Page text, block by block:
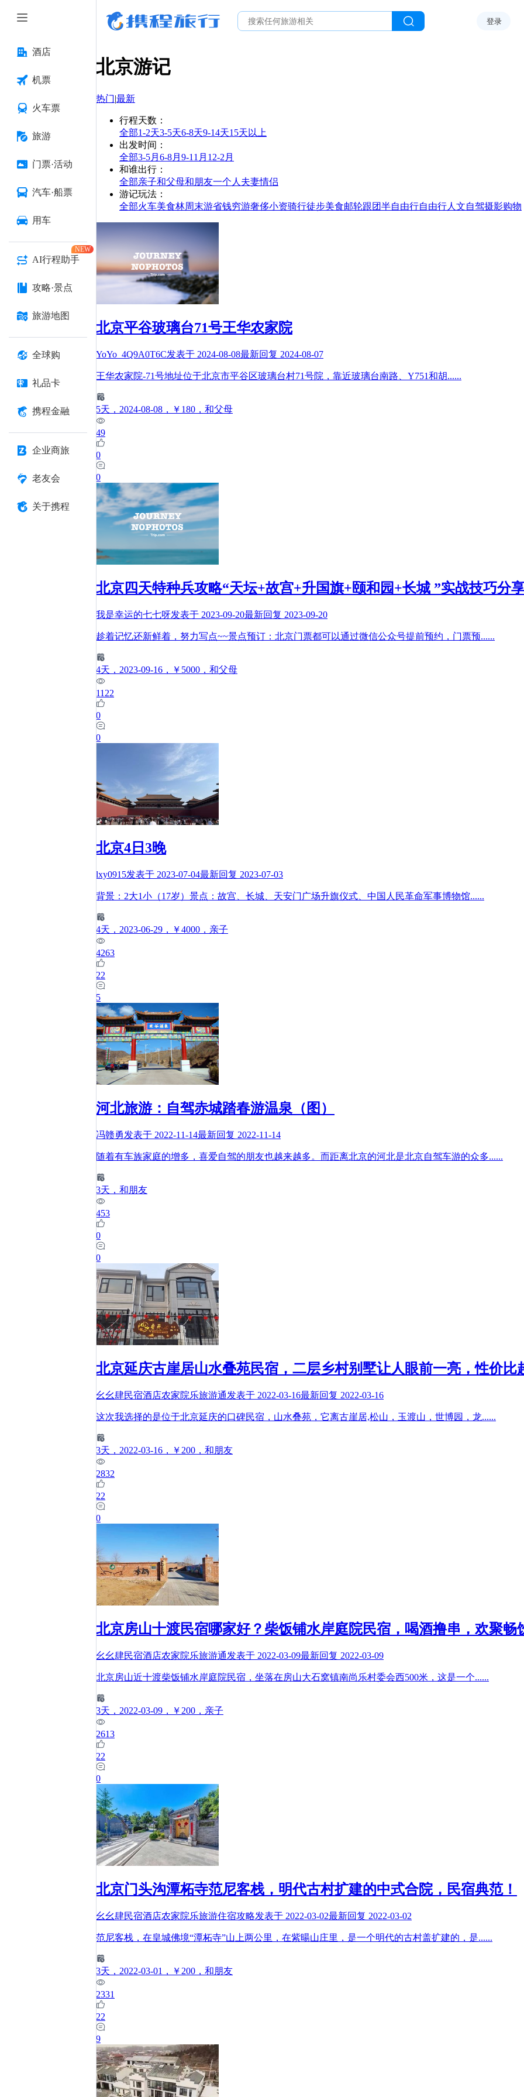
酒店
机票
火车票
旅游
门票·活动
汽车·船票
用车
AI行程助手
NEW
攻略·景点
旅游地图
全球购
礼品卡
携程金融
企业商旅
老友会
关于携程
登录
北京游记
热门|最新
行程天数 ：
全部1-2天3-5天6-8天9-14天15天以上
出发时间 ：
全部3-5月 6-8月 9-11月 12-2月
和谁出行 ：
全部亲子和父母和朋友一个人 夫妻情侣
游记玩法 ：
全部火车美食林周末游省钱穷游奢侈小资骑行徒步美食邮轮跟团半自由行自由行人文自驾摄影购物
北京平谷玻璃台71号王华农家院
YoYo_4Q9A0T6C发表于 2024-08-08最新回复 2024-08-07
王华农家院-71号地址位于北京市平谷区玻璃台村71号院，靠近玻璃台南路、Y751和胡......
5天 ，2024-08-08 ，￥180 ，和父母
49
0
0
北京四天特种兵攻略“天坛+故宫+升国旗+颐和园+长城 ”实战技巧分
我是幸运的七七呀发表于 2023-09-20最新回复 2023-09-20
趁着记忆还新鲜着，努力写点~~景点预订：北京门票都可以通过微信公众号提前预约，门票预......
4天 ，2023-09-16 ，￥5000 ，和父母
1122
0
0
北京4日3晚
lxy0915发表于 2023-07-04最新回复 2023-07-03
背景：2大1小（17岁）景点：故宫、长城、天安门广场升旗仪式、中国人民革命军事博物馆......
4天 ，2023-06-29 ，￥4000 ，亲子
4263
22
5
河北旅游：自驾赤城踏春游温泉（图）
冯赣勇发表于 2022-11-14最新回复 2022-11-14
随着有车族家庭的增多，喜爱自驾的朋友也越来越多。而距离北京的河北是北京自驾车游的众多......
3天 ，和朋友
453
0
0
北京延庆古崖居山水叠苑民宿，二层乡村别墅让人眼前一亮，性价比
幺幺肆民宿酒店农家院乐旅游通发表于 2022-03-16最新回复 2022-03-16
这次我选择的是位于北京延庆的口碑民宿，山水叠苑，它离古崖居,松山，玉渡山，世博园，龙......
3天 ，2022-03-16 ，￥200 ，和朋友
2832
22
0
北京房山十渡民宿哪家好？柴饭铺水岸庭院民宿，喝酒撸串，欢聚畅
幺幺肆民宿酒店农家院乐旅游通发表于 2022-03-09最新回复 2022-03-09
北京房山近十渡柴饭铺水岸庭院民宿，坐落在房山大石窝镇南尚乐村委会西500米，这是一个......
3天 ，2022-03-09 ，￥200 ，亲子
2613
22
0
北京门头沟潭柘寺范尼客栈，明代古村扩建的中式合院，民宿典范！
幺幺肆民宿酒店农家院乐旅游住宿攻略发表于 2022-03-02最新回复 2022-03-02
范尼客栈，在皇城佛境“潭柘寺”山上两公里，在紫暘山庄里，是一个明代的古村盖扩建的，是......
3天 ，2022-03-01 ，￥200 ，和朋友
2331
22
9